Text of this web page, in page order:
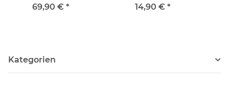
cassetti, nera
69,90 € *
officina
14,90 € *
Kategorien